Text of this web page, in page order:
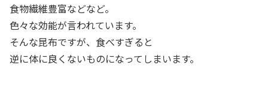
食物繊維豊富などなど。
色々な効能が言われています。
そんな昆布ですが、食べすぎると
逆に体に良くないものになってしまいます。